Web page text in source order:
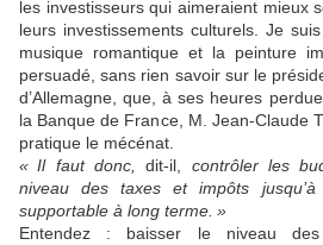
les investisseurs qui aimeraient mieux
leurs investissements culturels. Je
musique romantique et la peinture
persuadé, sans rien savoir sur le
d’Allemagne, que, à ses heures
la Banque de France, M. Jean-Claude
pratique le mécénat.
« Il faut donc, dit-il, contrôler les
niveau des taxes et impôts
supportable à long terme. »
Entendez : baisser le niveau